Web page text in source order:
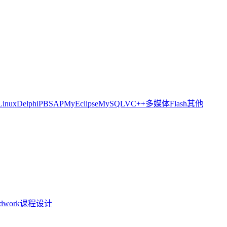
DelphiPBSAPMyEclipseMySQLVC++多媒体Flash其他
课程设计